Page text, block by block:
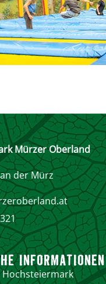
Mürzer Oberland
der Mürz
INFORMATIONEN